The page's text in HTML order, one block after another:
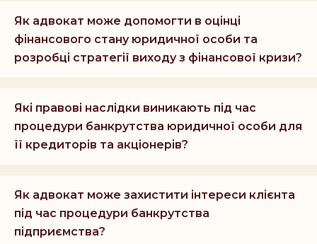
Як адвокат може допомогти в оцінці
фінансового стану юридичної особи та
розробці стратегії виходу з фінансової кризи?
Які правові наслідки виникають під час
процедури банкрутства юридичної особи для
її кредиторів та акціонерів?
Як адвокат може захистити інтереси клієнта
під час процедури банкрутства
підприємства?